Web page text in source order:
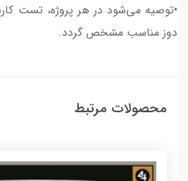
•توصیه می‌شود در هر پروژه، تست
دوز مناسب مشخص گردد.
محصولات مرتبط